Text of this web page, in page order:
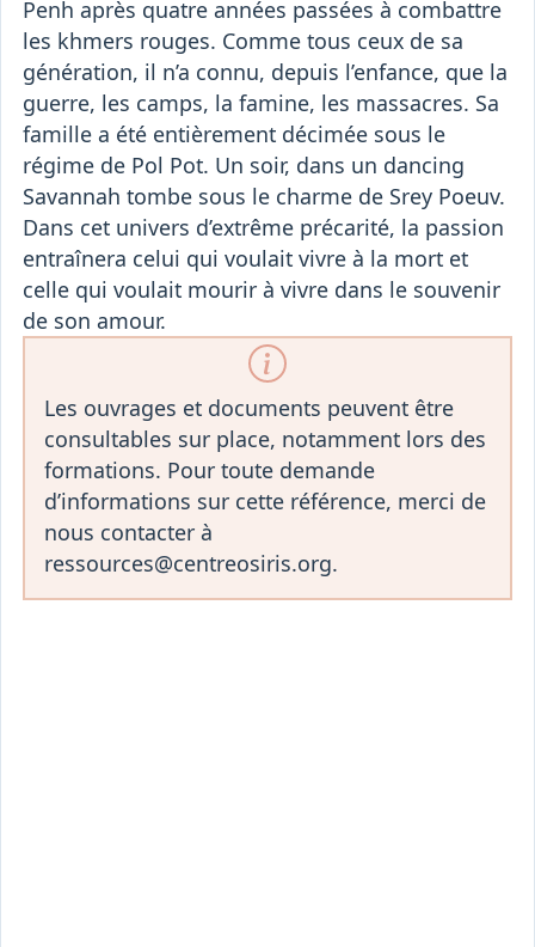
Penh après quatre années passées à combattre
les khmers rouges. Comme tous ceux de sa
génération, il n’a connu, depuis l’enfance, que la
guerre, les camps, la famine, les massacres. Sa
famille a été entièrement décimée sous le
régime de Pol Pot. Un soir, dans un dancing
Savannah tombe sous le charme de Srey Poeuv.
Dans cet univers d’extrême précarité, la passion
entraînera celui qui voulait vivre à la mort et
celle qui voulait mourir à vivre dans le souvenir
de son amour.
Les ouvrages et documents peuvent être
consultables sur place, notamment lors des
formations. Pour toute demande
d’informations sur cette référence, merci de
nous contacter à
ressources@centreosiris.org.